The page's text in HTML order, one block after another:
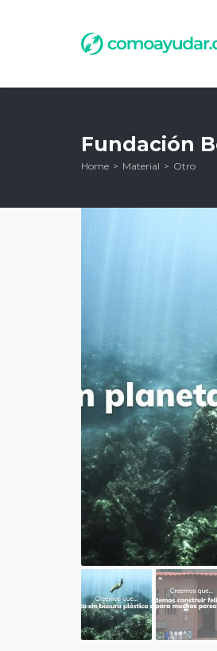
Fundación
Home Material Otro